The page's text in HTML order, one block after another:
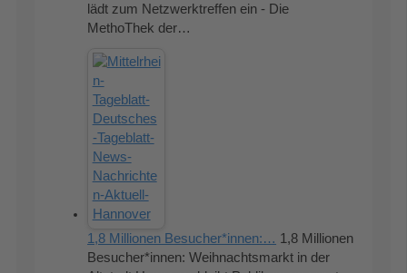
lädt zum Netzwerktreffen ein - Die
MethoThek der…
1,8 Millionen Besucher*innen:… 1,8 Millionen
Besucher*innen: Weihnachtsmarkt in der